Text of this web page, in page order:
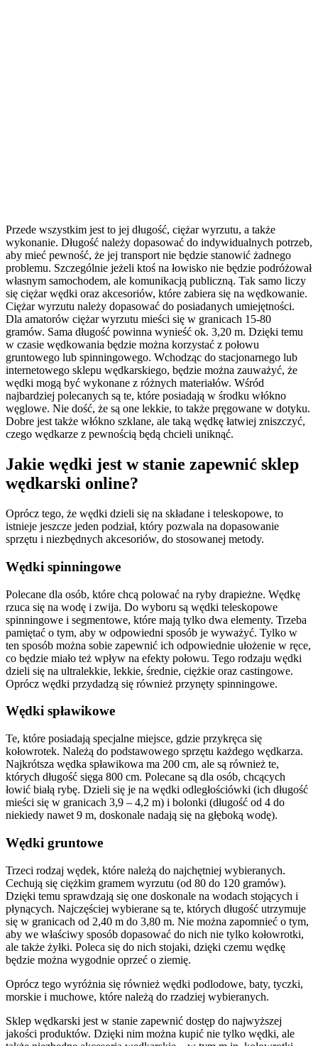
Przede wszystkim jest to jej długość, ciężar wyrzutu, a także
wykonanie. Długość należy dopasować do indywidualnych potrzeb,
aby mieć pewność, że jej transport nie będzie stanowić żadnego
problemu. Szczególnie jeżeli ktoś na łowisko nie będzie podróżował
własnym samochodem, ale komunikacją publiczną. Tak samo liczy
się ciężar wędki oraz akcesoriów, które zabiera się na wędkowanie.
Ciężar wyrzutu należy dopasować do posiadanych umiejętności.
Dla amatorów ciężar wyrzutu mieści się w granicach 15-80
gramów. Sama długość powinna wynieść ok. 3,20 m. Dzięki temu
w czasie wędkowania będzie można korzystać z połowu
gruntowego lub spinningowego. Wchodząc do stacjonarnego lub
internetowego sklepu wędkarskiego, będzie można zauważyć, że
wędki mogą być wykonane z różnych materiałów. Wśród
najbardziej polecanych są te, które posiadają w środku włókno
węglowe. Nie dość, że są one lekkie, to także pręgowane w dotyku.
Dobre jest także włókno szklane, ale taką wędkę łatwiej zniszczyć,
czego wędkarze z pewnością będą chcieli uniknąć.
Jakie wędki jest w stanie zapewnić sklep
wędkarski online?
Oprócz tego, że wędki dzieli się na składane i teleskopowe, to
istnieje jeszcze jeden podział, który pozwala na dopasowanie
sprzętu i niezbędnych akcesoriów, do stosowanej metody.
Wędki spinningowe
Polecane dla osób, które chcą polować na ryby drapieżne. Wędkę
rzuca się na wodę i zwija. Do wyboru są wędki teleskopowe
spinningowe i segmentowe, które mają tylko dwa elementy. Trzeba
pamiętać o tym, aby w odpowiedni sposób je wyważyć. Tylko w
ten sposób można sobie zapewnić ich odpowiednie ułożenie w ręce,
co będzie miało też wpływ na efekty połowu. Tego rodzaju wędki
dzieli się na ultralekkie, lekkie, średnie, ciężkie oraz castingowe.
Oprócz wędki przydadzą się również przynęty spinningowe.
Wędki spławikowe
Te, które posiadają specjalne miejsce, gdzie przykręca się
kołowrotek. Należą do podstawowego sprzętu każdego wędkarza.
Najkrótsza wędka spławikowa ma 200 cm, ale są również te,
których długość sięga 800 cm. Polecane są dla osób, chcących
łowić białą rybę. Dzieli się je na wędki odległościówki (ich długość
mieści się w granicach 3,9 – 4,2 m) i bolonki (długość od 4 do
niekiedy nawet 9 m, doskonale nadają się na głęboką wodę).
Wędki gruntowe
Trzeci rodzaj wędek, które należą do najchętniej wybieranych.
Cechują się ciężkim gramem wyrzutu (od 80 do 120 gramów).
Dzięki temu sprawdzają się one doskonale na wodach stojących i
płynących. Najczęściej wybierane są te, których długość utrzymuje
się w granicach od 2,40 m do 3,80 m. Nie można zapomnieć o tym,
aby we właściwy sposób dopasować do nich nie tylko kołowrotki,
ale także żyłki. Poleca się do nich stojaki, dzięki czemu wędkę
będzie można wygodnie oprzeć o ziemię.
Oprócz tego wyróżnia się również wędki podlodowe, baty, tyczki,
morskie i muchowe, które należą do rzadziej wybieranych.
Sklep wędkarski jest w stanie zapewnić dostęp do najwyższej
jakości produktów. Dzięki nim można kupić nie tylko wędki, ale